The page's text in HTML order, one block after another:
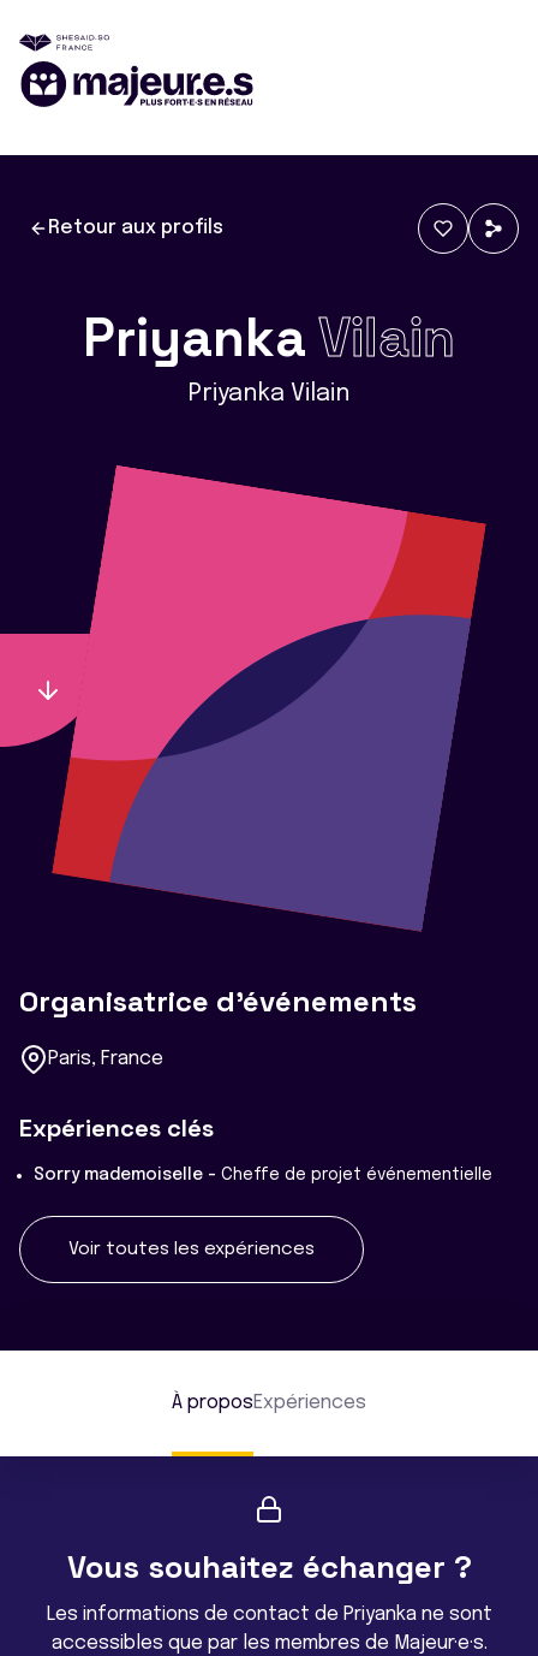
Retour aux profils
PriyankaVilain
Priyanka Vilain
Organisatrice d’événements
Paris, France
Expériences clés
Sorry mademoiselle - Cheffe de projet événementielle
Voir toutes les expériences
À proposExpériences
Vous souhaitez échanger ?
Les informations de contact de Priyanka ne sont
accessibles que par les membres de Majeur·e·s.